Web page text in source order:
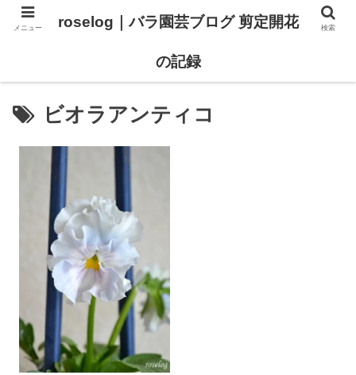
ビオラアンティコ
メニュー roselog｜バラ園芸ブログ 剪定開花
の記録
検索